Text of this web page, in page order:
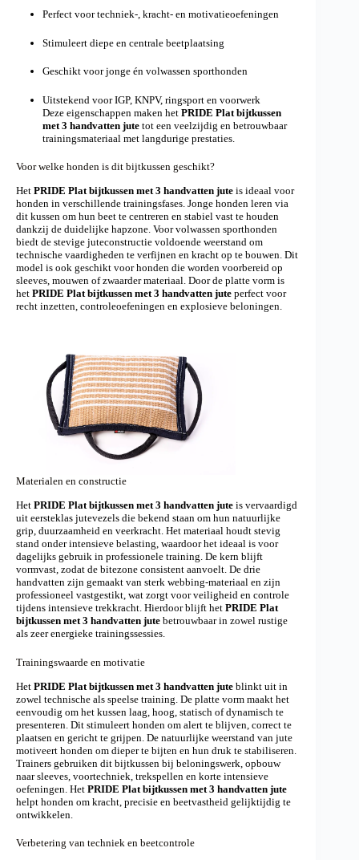
Perfect voor techniek-, kracht- en motivatieoefeningen
Stimuleert diepe en centrale beetplaatsing
Geschikt voor jonge én volwassen sporthonden
Uitstekend voor IGP, KNPV, ringsport en voorwerk
Deze eigenschappen maken het PRIDE Plat bijtkussen
met 3 handvatten jutetot een veelzijdig en betrouwbaar
trainingsmateriaal met langdurige prestaties.
Voor welke honden is dit bijtkussen geschikt?
Het PRIDE Plat bijtkussen met 3 handvatten jute is ideaal voor
honden in verschillende trainingsfases. Jonge honden leren via
dit kussen om hun beet te centreren en stabiel vast te houden
dankzij de duidelijke hapzone. Voor volwassen sporthonden
biedt de stevige juteconstructie voldoende weerstand om
technische vaardigheden te verfijnen en kracht op te bouwen. Dit
model is ook geschikt voor honden die worden voorbereid op
sleeves, mouwen of zwaarder materiaal. Door de platte vorm is
het PRIDE Plat bijtkussen met 3 handvatten jute perfect voor
recht inzetten, controleoefeningen en explosieve beloningen.
Materialen en constructie
Het PRIDE Plat bijtkussen met 3 handvatten jute is vervaardigd
uit eersteklas jutevezels die bekend staan om hun natuurlijke
grip, duurzaamheid en veerkracht. Het materiaal houdt stevig
stand onder intensieve belasting, waardoor het ideaal is voor
dagelijks gebruik in professionele training. De kern blijft
vormvast, zodat de bitezone consistent aanvoelt. De drie
handvatten zijn gemaakt van sterk webbing-materiaal en zijn
professioneel vastgestikt, wat zorgt voor veiligheid en controle
tijdens intensieve trekkracht. Hierdoor blijft het PRIDE Plat
bijtkussen met 3 handvatten jute betrouwbaar in zowel rustige
als zeer energieke trainingssessies.
Trainingswaarde en motivatie
Het PRIDE Plat bijtkussen met 3 handvatten jute blinkt uit in
zowel technische als speelse training. De platte vorm maakt het
eenvoudig om het kussen laag, hoog, statisch of dynamisch te
presenteren. Dit stimuleert honden om alert te blijven, correct te
plaatsen en gericht te grijpen. De natuurlijke weerstand van jute
motiveert honden om dieper te bijten en hun druk te stabiliseren.
Trainers gebruiken dit bijtkussen bij beloningswerk, opbouw
naar sleeves, voortechniek, trekspellen en korte intensieve
oefeningen. Het PRIDE Plat bijtkussen met 3 handvatten jute
helpt honden om kracht, precisie en beetvastheid gelijktijdig te
ontwikkelen.
Verbetering van techniek en beetcontrole